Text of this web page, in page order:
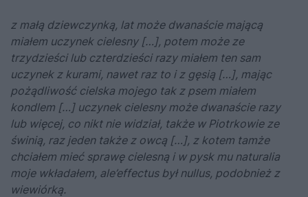
z małą dziewczynką, lat może dwanaście mającą
miałem uczynek cielesny […], potem może ze
trzydzieści lub czterdzieści razy miałem ten sam
uczynek z kurami, nawet raz to i z gęsią […], mając
pożądliwość cielska mojego tak z psem miałem
kondlem […] uczynek cielesny może dwanaście razy
lub więcej, co nikt nie widział, także w Piotrkowie ze
świnią, raz jeden także z owcą […], z kotem tamże
chciałem mieć sprawę cielesną i w pysk mu naturalia
moje wkładałem, ale’effectus był nullus, podobnież z
wiewiórką.